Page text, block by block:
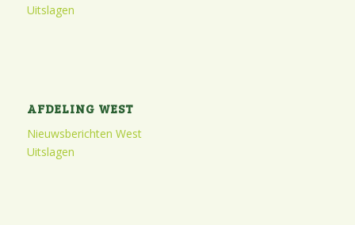
Uitslagen
AFDELING WEST
Nieuwsberichten West
Uitslagen